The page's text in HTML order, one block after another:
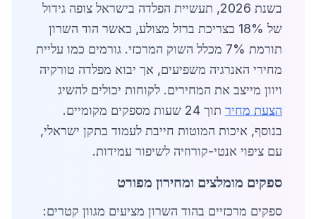
בשנת 2026, תעשיית הפלדה בישראל צופה גידול
של 18% בצריכת ברזל מצולע, כאשר הוד השרון
תורמת 7% מכלל השוק המרכזי. גורמים כמו עליית
מחירי האנרגיה משפיעים, אך יבוא מפלדה טורקיה
ויוון מייצב את המחירים. לקוחות יכולים להשיג
הצעת מחיר
תוך 24 שעות מספקים מקומיים.
בנוסף, איכות המוטות חייבת לעמוד בתקן ישראלי,
עם ציפוי אנטי-קורוזיה לשיפור עמידות.
ספקים מומלצים ומחירון מפורט
ספקים מרכזיים בהוד השרון מציעים מגוון קטרים: